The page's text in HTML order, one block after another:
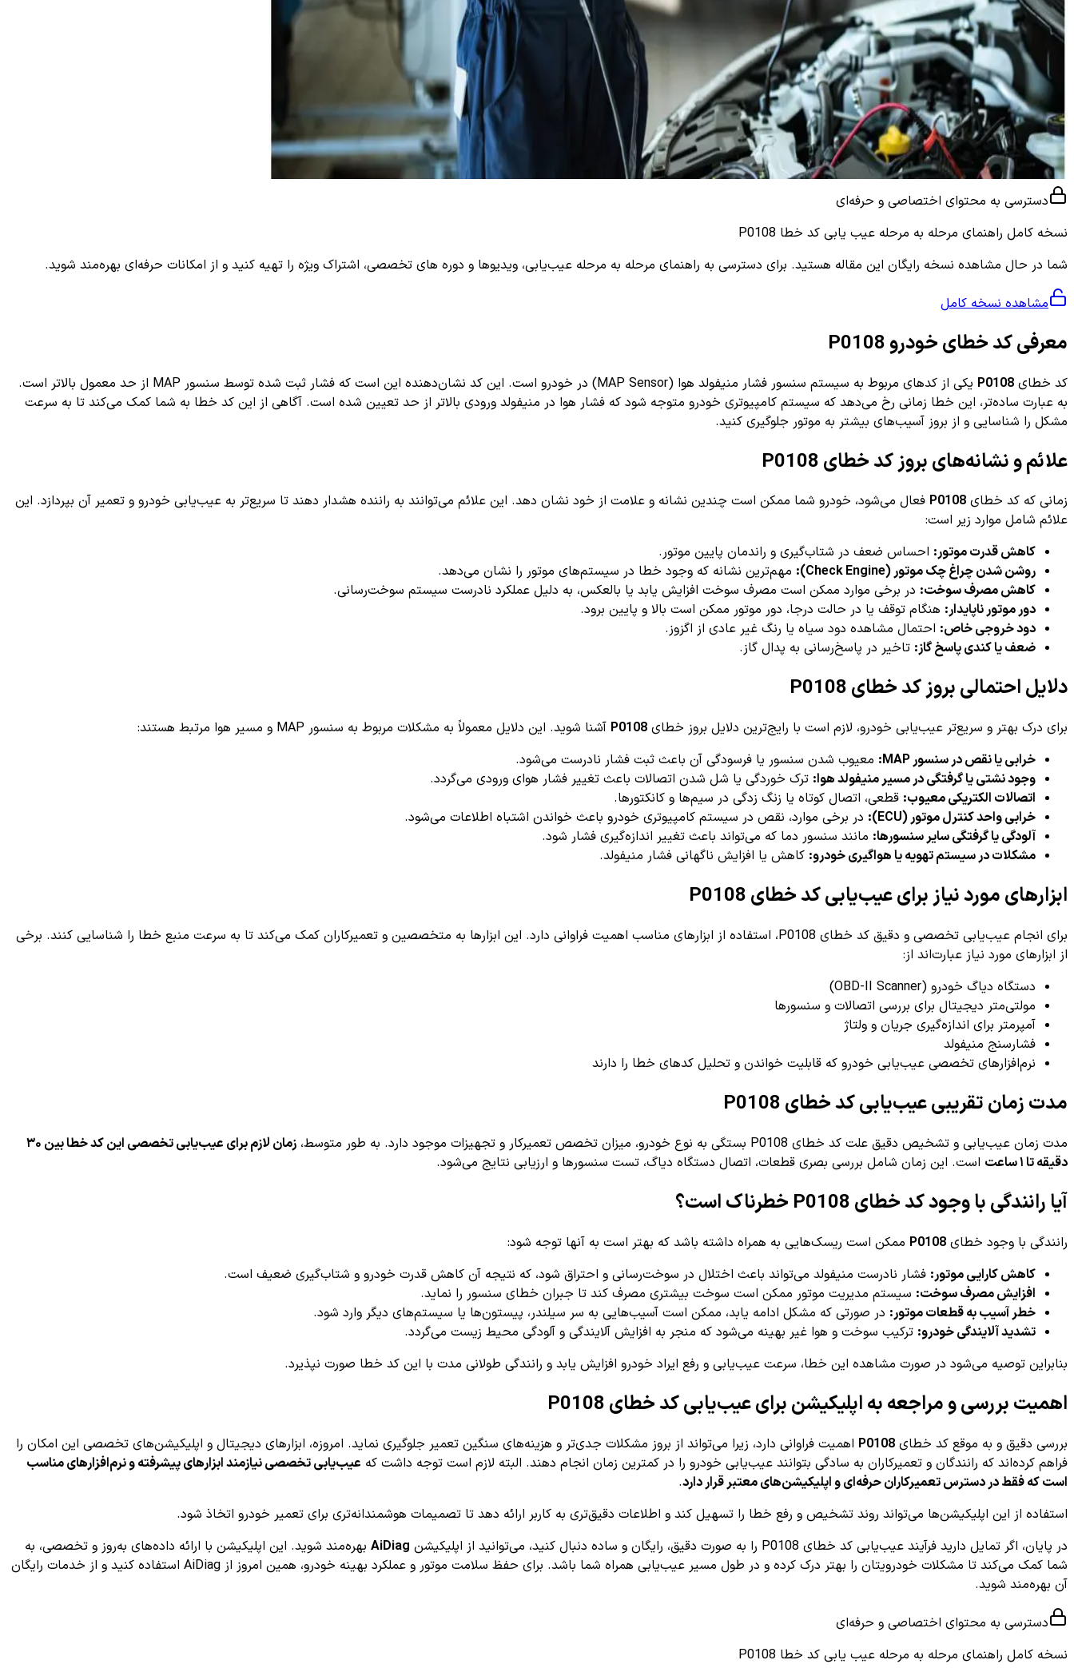
دسترسی به محتوای اختصاصی و حرفه‌ای
نسخه کامل راهنمای مرحله به مرحله عیب یابی کد خطا P0108
شما در حال مشاهده نسخه رایگان این مقاله هستید. برای دسترسی به راهنمای مرحله به مرحله عیب‌یابی، ویدیوها و دوره های تخصصی، اشتراک ویژه را تهیه کنید و از امکانات حرفه‌ای بهره‌مند شوید.
مشاهده نسخه کامل
معرفی کد خطای خودرو P0108
کد خطای P0108
یکی از کدهای مربوط به سیستم سنسور فشار منیفولد هوا (MAP Sensor) در خودرو است. این کد نشان‌دهنده این است که فشار ثبت شده توسط سنسور MAP از حد معمول بالاتر است.
به عبارت ساده‌تر، این خطا زمانی رخ می‌دهد که سیستم کامپیوتری خودرو متوجه شود که فشار هوا در منیفولد ورودی بالاتر از حد تعیین شده است. آگاهی از این کد خطا به شما کمک می‌کند تا به سرعت
مشکل را شناسایی و از بروز آسیب‌های بیشتر به موتور جلوگیری کنید.
علائم و نشانه‌های بروز کد خطای P0108
زمانی که کد خطای P0108 فعال می‌شود، خودرو شما ممکن است چندین نشانه و علامت از خود نشان دهد. این علائم می‌توانند به راننده هشدار دهند تا سریع‌تر به عیب‌یابی خودرو و تعمیر آن بپردازد. این
علائم شامل موارد زیر است:
کاهش قدرت موتور: احساس ضعف در شتاب‌گیری و راندمان پایین موتور.
روشن شدن چراغ چک موتور (Check Engine):
مهم‌ترین نشانه که وجود خطا در سیستم‌های موتور را نشان می‌دهد.
کاهش مصرف سوخت: در برخی موارد ممکن است مصرف سوخت افزایش یابد یا بالعکس، به دلیل عملکرد نادرست سیستم سوخت‌رسانی.
دور موتور ناپایدار: هنگام توقف یا در حالت درجا، دور موتور ممکن است بالا و پایین برود.
دود خروجی خاص: احتمال مشاهده دود سیاه یا رنگ غیر عادی از اگزوز.
ضعف یا کندی پاسخ گاز: تاخیر در پاسخ‌رسانی به پدال گاز.
دلایل احتمالی بروز کد خطای P0108
برای درک بهتر و سریع‌تر عیب‌یابی خودرو، لازم است با رایج‌ترین دلایل بروز خطای P0108 آشنا شوید. این دلایل معمولاً به مشکلات مربوط به سنسور MAP و مسیر هوا مرتبط هستند:
خرابی یا نقص در سنسور MAP:
معیوب شدن سنسور یا فرسودگی آن باعث ثبت فشار نادرست می‌شود.
وجود نشتی یا گرفتگی در مسیر منیفولد هوا: ترک خوردگی یا شل شدن اتصالات باعث تغییر فشار هوای ورودی می‌گردد.
اتصالات الکتریکی معیوب: قطعی، اتصال کوتاه یا زنگ زدگی در سیم‌ها و کانکتورها.
خرابی واحد کنترل موتور (ECU):
در برخی موارد، نقص در سیستم کامپیوتری خودرو باعث خواندن اشتباه اطلاعات می‌شود.
آلودگی یا گرفتگی سایر سنسورها: مانند سنسور دما که می‌تواند باعث تغییر اندازه‌گیری فشار شود.
مشکلات در سیستم تهویه یا هواگیری خودرو: کاهش یا افزایش ناگهانی فشار منیفولد.
ابزارهای مورد نیاز برای عیب‌یابی کد خطای P0108
برای انجام عیب‌یابی تخصصی و دقیق کد خطای P0108، استفاده از ابزارهای مناسب اهمیت فراوانی دارد. این ابزارها به متخصصین و تعمیرکاران کمک می‌کند تا به سرعت منبع خطا را شناسایی کنند. برخی
از ابزارهای مورد نیاز عبارت‌اند از:
دستگاه دیاگ خودرو (OBD-II Scanner)
مولتی‌متر دیجیتال برای بررسی اتصالات و سنسورها
آمپرمتر برای اندازه‌گیری جریان و ولتاژ
فشارسنج منیفولد
نرم‌افزارهای تخصصی عیب‌یابی خودرو که قابلیت خواندن و تحلیل کدهای خطا را دارند
مدت زمان تقریبی عیب‌یابی کد خطای P0108
مدت زمان عیب‌یابی و تشخیص دقیق علت کد خطای P0108 بستگی به نوع خودرو، میزان تخصص تعمیرکار و تجهیزات موجود دارد. به طور متوسط،
زمان لازم برای عیب‌یابی تخصصی این کد خطا بین ۳۰
دقیقه تا ۱ ساعت
است. این زمان شامل بررسی بصری قطعات، اتصال دستگاه دیاگ، تست سنسورها و ارزیابی نتایج می‌شود.
آیا رانندگی با وجود کد خطای P0108 خطرناک است؟
رانندگی با وجود خطای P0108 ممکن است ریسک‌هایی به همراه داشته باشد که بهتر است به آنها توجه شود:
کاهش کارایی موتور: فشار نادرست منیفولد می‌تواند باعث اختلال در سوخت‌رسانی و احتراق شود، که نتیجه آن کاهش قدرت خودرو و شتاب‌گیری ضعیف است.
افزایش مصرف سوخت: سیستم مدیریت موتور ممکن است سوخت بیشتری مصرف کند تا جبران خطای سنسور را نماید.
خطر آسیب به قطعات موتور: در صورتی که مشکل ادامه یابد، ممکن است آسیب‌هایی به سر سیلندر، پیستون‌ها یا سیستم‌های دیگر وارد شود.
تشدید آلایندگی خودرو: ترکیب سوخت و هوا غیر بهینه می‌شود که منجر به افزایش آلایندگی و آلودگی محیط زیست می‌گردد.
بنابراین توصیه می‌شود در صورت مشاهده این خطا، سرعت عیب‌یابی و رفع ایراد خودرو افزایش یابد و رانندگی طولانی مدت با این کد خطا صورت نپذیرد.
اهمیت بررسی و مراجعه به اپلیکیشن برای عیب‌یابی کد خطای P0108
بررسی دقیق و به موقع کد خطای P0108 اهمیت فراوانی دارد، زیرا می‌تواند از بروز مشکلات جدی‌تر و هزینه‌های سنگین تعمیر جلوگیری نماید. امروزه، ابزارهای دیجیتال و اپلیکیشن‌های تخصصی این امکان را
فراهم کرده‌اند که رانندگان و تعمیرکاران به سادگی بتوانند عیب‌یابی خودرو را در کمترین زمان انجام دهند. البته لازم است توجه داشت که عیب‌یابی تخصصی نیازمند ابزارهای پیشرفته و نرم‌افزارهای مناسب
است که فقط در دسترس تعمیرکاران حرفه‌ای و اپلیکیشن‌های معتبر قرار دارد.
استفاده از این اپلیکیشن‌ها می‌تواند روند تشخیص و رفع خطا را تسهیل کند و اطلاعات دقیق‌تری به کاربر ارائه دهد تا تصمیمات هوشمندانه‌تری برای تعمیر خودرو اتخاذ شود.
در پایان، اگر تمایل دارید فرآیند عیب‌یابی کد خطای P0108 را به صورت دقیق، رایگان و ساده دنبال کنید، می‌توانید از اپلیکیشن
AiDiag بهره‌مند شوید. این اپلیکیشن با ارائه داده‌های به‌روز و تخصصی، به
شما کمک می‌کند تا مشکلات خودرویتان را بهتر درک کرده و در طول مسیر عیب‌یابی همراه شما باشد. برای حفظ سلامت موتور و عملکرد بهینه خودرو، همین امروز از AiDiag استفاده کنید و از خدمات رایگان
آن بهره‌مند شوید.
دسترسی به محتوای اختصاصی و حرفه‌ای
نسخه کامل راهنمای مرحله به مرحله عیب یابی کد خطا P0108